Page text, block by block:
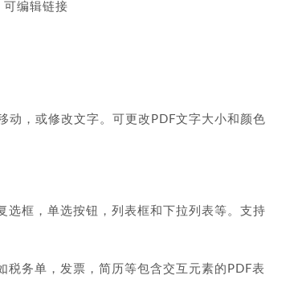
编辑链接
动，或修改文字。可更改PDF文字大小和颜色
选框，单选按钮，列表框和下拉列表等。支持
务单，发票，简历等包含交互元素的PDF表